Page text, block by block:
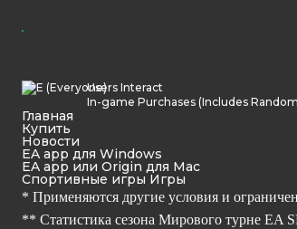
Users Interact
In-game Purchases (Includes
Главная
Купить
Новости
EA app для Windows
EA app или Origin для Mac
Спортивные игры Игры
* Применяются другие условия и
** Статистика сезона Мирового турне EA